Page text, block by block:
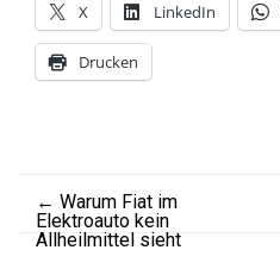
X LinkedIn
Drucken
← Warum Fiat im
Elektroauto kein
Allheilmittel sieht